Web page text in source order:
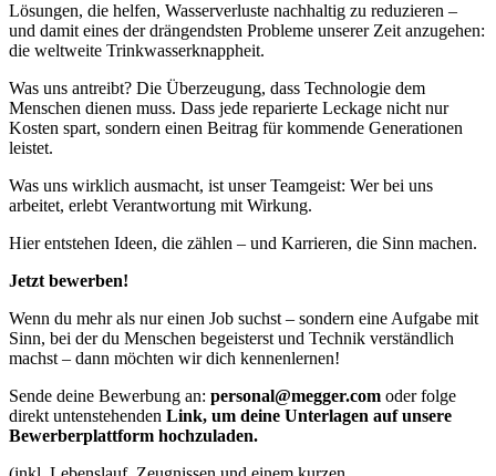
Lösungen, die helfen, Wasserverluste nachhaltig zu reduzieren –
und damit eines der drängendsten Probleme unserer Zeit anzugehen:
die weltweite Trinkwasserknappheit.
Was uns antreibt? Die Überzeugung, dass Technologie dem
Menschen dienen muss. Dass jede reparierte Leckage nicht nur
Kosten spart, sondern einen Beitrag für kommende Generationen
leistet.
Was uns wirklich ausmacht, ist unser Teamgeist: Wer bei uns
arbeitet, erlebt Verantwortung mit Wirkung.
Hier entstehen Ideen, die zählen – und Karrieren, die Sinn machen.
Jetzt bewerben!
Wenn du mehr als nur einen Job suchst – sondern eine Aufgabe mit
Sinn, bei der du Menschen begeisterst und Technik verständlich
machst – dann möchten wir dich kennenlernen!
Sende deine Bewerbung an: personal@megger.com oder folge
direkt untenstehenden Link, um deine Unterlagen auf unsere
Bewerberplattform hochzuladen.